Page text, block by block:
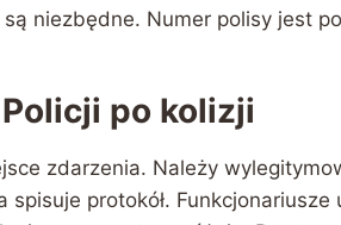
niezbędne. Numer polisy jest
po kolizji
zdarzenia. Należy
spisuje protokół.